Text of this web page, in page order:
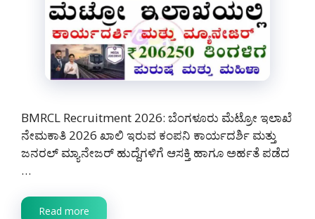
BMRCL Recruitment 2026: ಬೆಂಗಳೂರು ಮೆಟ್ರೋ ಇಲಾಖೆ
ನೇಮಕಾತಿ 2026 ಖಾಲಿ ಇರುವ ಕಂಪನಿ ಕಾರ್ಯದರ್ಶಿ ಮತ್ತು
ಜನರಲ್ ಮ್ಯಾನೇಜರ್ ಹುದ್ದೆಗಳಿಗೆ ಆಸಕ್ತಿ ಹಾಗೂ ಅರ್ಹತೆ ಪಡೆದ
…
Read more